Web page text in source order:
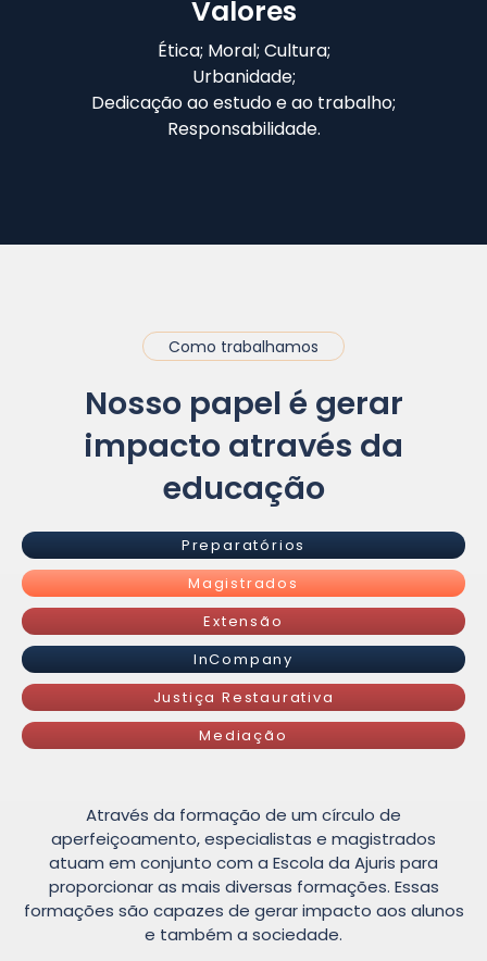
Valores
Ética; Moral; Cultura;
Urbanidade;
Dedicação ao estudo e ao trabalho;
Responsabilidade.
Como trabalhamos
Nosso papel é gerar
impacto através da
educação
Preparatórios
Magistrados
Extensão
InCompany
Justiça Restaurativa
Mediação
Através da formação de um círculo de
aperfeiçoamento, especialistas e magistrados
atuam em conjunto com a Escola da Ajuris para
proporcionar as mais diversas formações. Essas
formações são capazes de gerar impacto aos alunos
e também a sociedade.